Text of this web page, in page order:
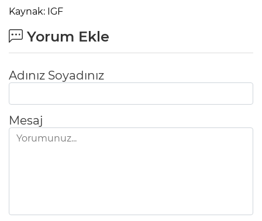
Kaynak: IGF
Yorum Ekle
Adınız Soyadınız
Mesaj